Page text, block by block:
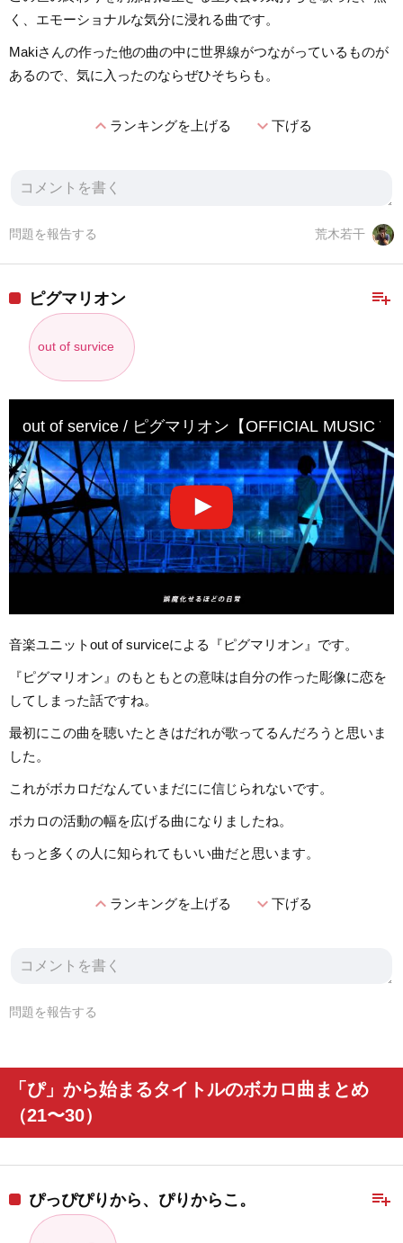
く、エモーショナルな気分に浸れる曲です。
Makiさんの作った他の曲の中に世界線がつながっているものが
あるので、気に入ったのならぜひそちらも。
expand_lessランキングを上げる expand_more下げる
荒木若干
問題を報告する
playlist_add
ピグマリオン
out of survice
out of service / ピグマリオン【OFFICIAL MUSIC
音楽ユニットout of surviceによる『ピグマリオン』です。
『ピグマリオン』のもともとの意味は自分の作った彫像に恋を
してしまった話ですね。
最初にこの曲を聴いたときはだれが歌ってるんだろうと思いま
した。
これがボカロだなんていまだにに信じられないです。
ボカロの活動の幅を広げる曲になりましたね。
もっと多くの人に知られてもいい曲だと思います。
expand_lessランキングを上げる expand_more下げる
問題を報告する
「ぴ」から始まるタイトルのボカロ曲まとめ
（21〜30）
playlist_add
ぴっぴぴりから、ぴりからこ。